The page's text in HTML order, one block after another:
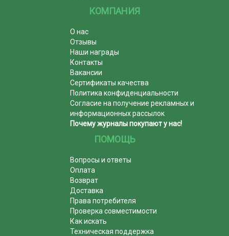
КОМПАНИЯ
О нас
Отзывы
Наши награды
Контакты
Вакансии
Сертификаты качества
Политика конфиденциальности
Согласие на получение рекламных и
информационных рассылок
Почему журналы покупают у нас!
ПОМОЩЬ
Вопросы и ответы
Оплата
Возврат
Доставка
Права потребителя
Проверка совместимости
Как искать
Техническая поддержка